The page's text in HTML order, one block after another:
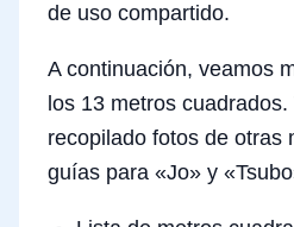
de uso compartido.
A continuación, veamos
los 13 metros
recopilado fotos de otras
guías para «Jo» y